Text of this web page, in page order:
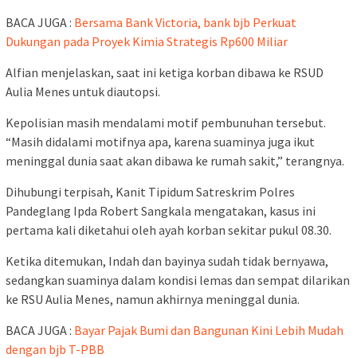
BACA JUGA : Bersama Bank Victoria, bank bjb Perkuat
Dukungan pada Proyek Kimia Strategis Rp600 Miliar
Alfian menjelaskan, saat ini ketiga korban dibawa ke RSUD
Aulia Menes untuk diautopsi.
Kepolisian masih mendalami motif pembunuhan tersebut.
“Masih didalami motifnya apa, karena suaminya juga ikut
meninggal dunia saat akan dibawa ke rumah sakit,” terangnya.
Dihubungi terpisah, Kanit Tipidum Satreskrim Polres
Pandeglang Ipda Robert Sangkala mengatakan, kasus ini
pertama kali diketahui oleh ayah korban sekitar pukul 08.30.
Ketika ditemukan, Indah dan bayinya sudah tidak bernyawa,
sedangkan suaminya dalam kondisi lemas dan sempat dilarikan
ke RSU Aulia Menes, namun akhirnya meninggal dunia.
BACA JUGA : Bayar Pajak Bumi dan Bangunan Kini Lebih Mudah
dengan bjb T-PBB